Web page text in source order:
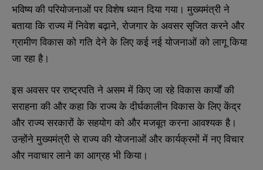
भविष्य की परियोजनाओं पर विशेष ध्यान दिया गया। मुख्यमंत्री ने
बताया कि राज्य में निवेश बढ़ाने, रोजगार के अवसर सृजित करने और
ग्रामीण विकास को गति देने के लिए कई नई योजनाओं को लागू किया
जा रहा है।
इस अवसर पर राष्ट्रपति ने असम में किए जा रहे विकास कार्यों की
सराहना की और कहा कि राज्य के दीर्घकालीन विकास के लिए केंद्र
और राज्य सरकारों के सहयोग को और मजबूत करना आवश्यक है।
उन्होंने मुख्यमंत्री से राज्य की योजनाओं और कार्यक्रमों में नए विचार
और नवाचार लाने का आग्रह भी किया।